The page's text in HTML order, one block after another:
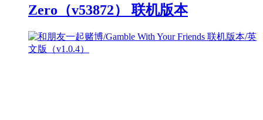
Zero（v53872） 联机版本